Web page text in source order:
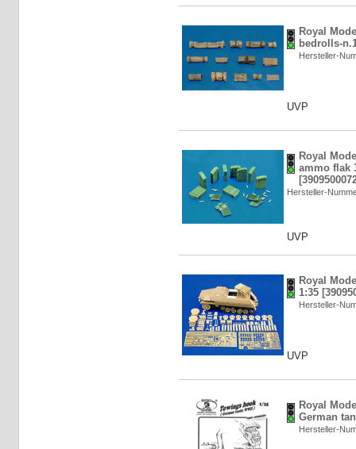
Royal
bedrolls-
Hersteller-
UVP
Royal
ammo flak
Hersteller-
UVP
Royal
1:35
Hersteller-
UVP
Royal
German
Hersteller-